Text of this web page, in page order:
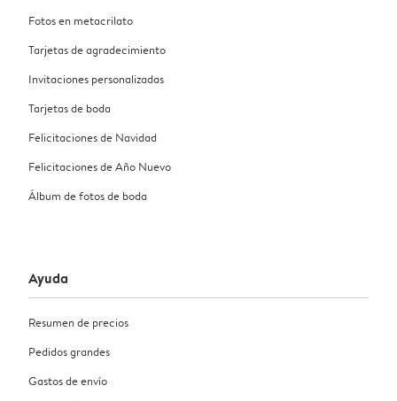
Fotos en metacrilato
Tarjetas de agradecimiento
Invitaciones personalizadas
Tarjetas de boda
Felicitaciones de Navidad
Felicitaciones de Año Nuevo
Álbum de fotos de boda
Ayuda
Resumen de precios
Pedidos grandes
Gastos de envío